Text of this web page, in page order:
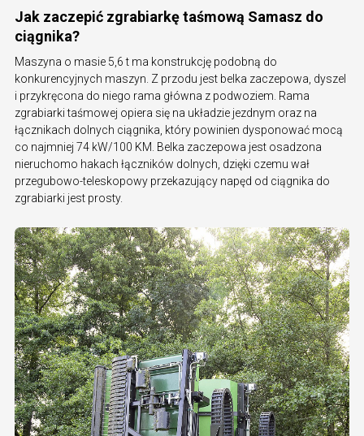
Jak zaczepić zgrabiarkę taśmową Samasz do
ciągnika?
Maszyna o masie 5,6 t ma konstrukcję podobną do
konkurencyjnych maszyn. Z przodu jest belka zaczepowa, dyszel
i przykręcona do niego rama główna z podwoziem. Rama
zgrabiarki taśmowej opiera się na układzie jezdnym oraz na
łącznikach dolnych ciągnika, który powinien dysponować mocą
co najmniej 74 kW/100 KM. Belka zaczepowa jest osadzona
nieruchomo hakach łączników dolnych, dzięki czemu wał
przegubowo-teleskopowy przekazujący napęd od ciągnika do
zgrabiarki jest prosty.